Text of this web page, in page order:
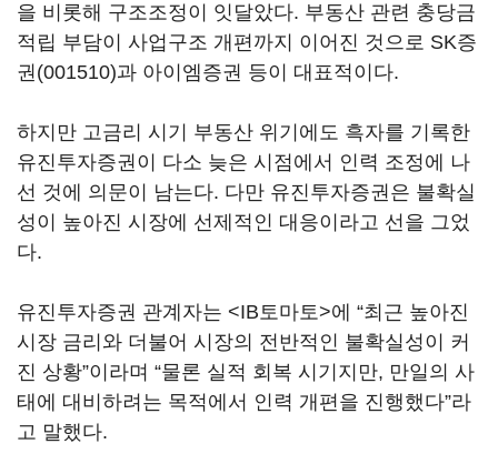
을 비롯해 구조조정이 잇달았다. 부동산 관련 충당금
적립 부담이 사업구조 개편까지 이어진 것으로 SK증
권(001510)과 아이엠증권 등이 대표적이다.
하지만 고금리 시기 부동산 위기에도 흑자를 기록한
유진투자증권이 다소 늦은 시점에서 인력 조정에 나
선 것에 의문이 남는다. 다만 유진투자증권은 불확실
성이 높아진 시장에 선제적인 대응이라고 선을 그었
다.
유진투자증권 관계자는 <IB토마토>에 “최근 높아진
시장 금리와 더불어 시장의 전반적인 불확실성이 커
진 상황”이라며 “물론 실적 회복 시기지만, 만일의 사
태에 대비하려는 목적에서 인력 개편을 진행했다”라
고 말했다.